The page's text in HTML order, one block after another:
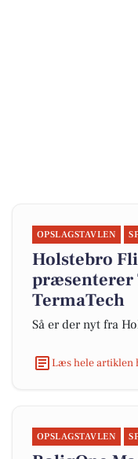
OPSLAGSTAVLEN
Holstebro
præsenterer
TermaTech
Så er der nyt fra
Læs hele artiklen
OPSLAGSTAVLEN